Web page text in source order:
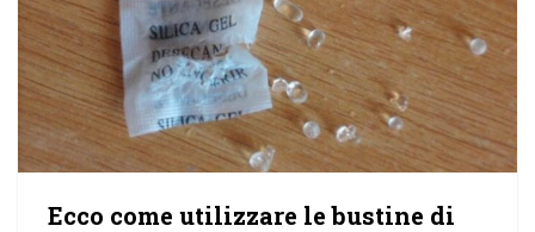
Ecco come utilizzare le bustine di